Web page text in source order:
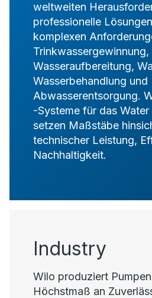
weltweiten
professionelle
komplexen
Trinkwassergewinnung,
Wasseraufbereitung,
Wasserbehandlung und
Abwasserentsorgung.
-Systeme für das
setzen Maßstäbe
technischer Leistung,
Nachhaltigkeit.
Industry
Wilo produziert
Höchstmaß an